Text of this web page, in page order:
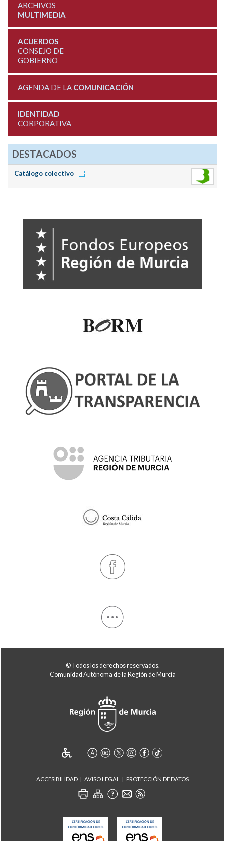
ARCHIVOS
MULTIMEDIA
ACUERDOS
CONSEJO DE
GOBIERNO
AGENDA DE LA COMUNICACIÓN
IDENTIDAD
CORPORATIVA
DESTACADOS
Catálogo colectivo
© Todos los derechos reservados.
Comunidad Autónoma de la Región de Murcia
ACCESIBILIDAD AVISO LEGAL PROTECCIÓN DE DATOS